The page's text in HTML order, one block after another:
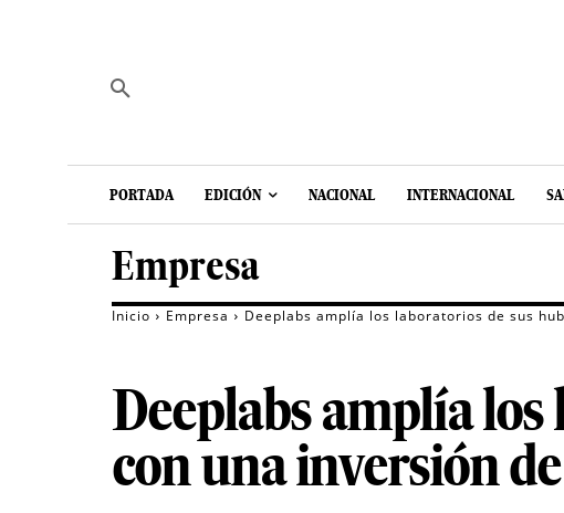
PORTADA EDICIÓN NACIONAL INTERNACIONAL
Empresa
Inicio Empresa Deeplabs amplía los laboratorios de sus
Deeplabs amplía
con una inversión